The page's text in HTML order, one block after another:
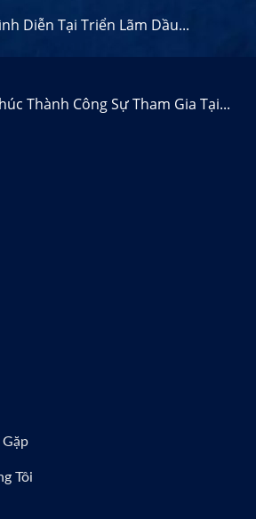
Diễn Tại Triển Lãm Dầu...
Thành Công Sự Tham Gia Tại...
Tôi